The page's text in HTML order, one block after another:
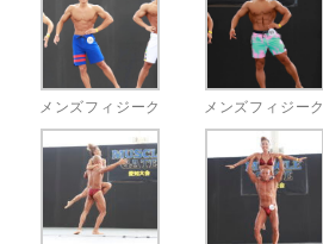
メンズフィジーク メンズフィジーク